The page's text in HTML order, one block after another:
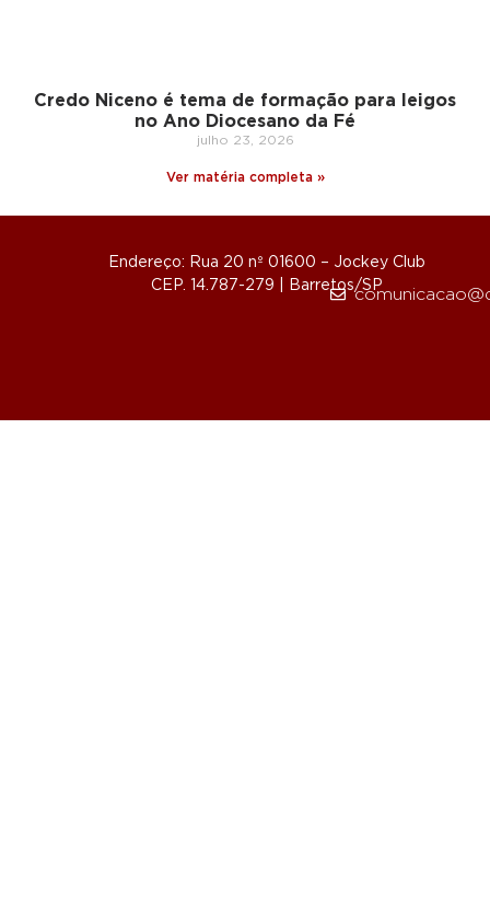
Credo Niceno é tema de formação para leigos
no Ano Diocesano da Fé
julho 23, 2026
Ver matéria completa »
Endereço: Rua 20 nº 01600 – Jockey Club
CEP. 14.787-279 | Barretos/SP